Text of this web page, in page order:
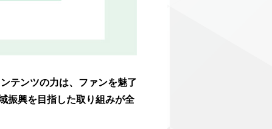
テンツの力は、ファンを魅了
振興を目指した取り組みが全